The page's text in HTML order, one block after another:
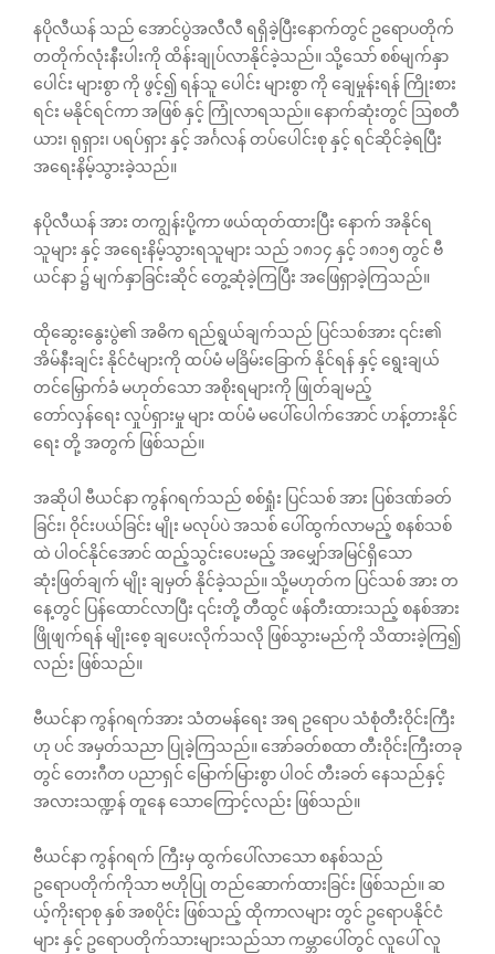
နပိုလီယန် သည် အောင်ပွဲအလီလီ ရရှိခဲ့ပြီးနောက်တွင် ဥရောပတိုက်
တတိုက်လုံးနီးပါးကို ထိန်းချုပ်လာနိုင်ခဲ့သည်။ သို့သော် စစ်မျက်နှာ
ပေါင်း များစွာ ကို ဖွင့်၍ ရန်သူ ပေါင်း များစွာ ကို ချေမှုန်းရန် ကြိုးစား
ရင်း မနိုင်ရင်ကာ အဖြစ် နှင့် ကြုံလာရသည်။ နောက်ဆုံးတွင် ဩစတီ
ယား၊ ရုရှား၊ ပရပ်ရှား နှင့် အင်္ဂလန် တပ်ပေါင်းစု နှင့် ရင်ဆိုင်ခဲ့ရပြီး
အရေးနိမ့်သွားခဲ့သည်။
နပိုလီယန် အား တကျွန်းပို့ကာ ဖယ်ထုတ်ထားပြီး နောက် အနိုင်ရ
သူများ နှင့် အရေးနိမ့်သွားရသူများ သည် ၁၈၁၄ နှင့် ၁၈၁၅ တွင် ဗီ
ယင်နာ ၌ မျက်နှာခြင်းဆိုင် တွေ့ဆုံခဲ့ကြပြီး အဖြေရှာခဲ့ကြသည်။
ထိုဆွေးနွေးပွဲ၏ အဓိက ရည်ရွယ်ချက်သည် ပြင်သစ်အား ၎င်း၏
အိမ်နီးချင်း နိုင်ငံများကို ထပ်မံ မခြိမ်းခြောက် နိုင်ရန် နှင့် ရွေးချယ်
တင်မြှောက်ခံ မဟုတ်သော အစိုးရများကို ဖြုတ်ချမည့်
တော်လှန်ရေး လှုပ်ရှားမှု များ ထပ်မံ မပေါ်ပေါက်အောင် ဟန့်တားနိုင်
ရေး တို့ အတွက် ဖြစ်သည်။
အဆိုပါ ဗီယင်နာ ကွန်ဂရက်သည် စစ်ရှုံး ပြင်သစ် အား ပြစ်ဒဏ်ခတ်
ခြင်း၊ ဝိုင်းပယ်ခြင်း မျိုး မလုပ်ပဲ အသစ် ပေါ်ထွက်လာမည့် စနစ်သစ်
ထဲ ပါဝင်နိုင်အောင် ထည့်သွင်းပေးမည့် အမျှော်အမြင်ရှိသော
ဆုံးဖြတ်ချက် မျိုး ချမှတ် နိုင်ခဲ့သည်။ သို့မဟုတ်က ပြင်သစ် အား တ
နေ့တွင် ပြန်ထောင်လာပြီး ၎င်းတို့ တီထွင် ဖန်တီးထားသည့် စနစ်အား
ဖြိုဖျက်ရန် မျိုးစေ့ ချပေးလိုက်သလို ဖြစ်သွားမည်ကို သိထားခဲ့ကြ၍
လည်း ဖြစ်သည်။
ဗီယင်နာ ကွန်ဂရက်အား သံတမန်ရေး အရ ဥရောပ သံစုံတီးဝိုင်းကြီး
ဟု ပင် အမှတ်သညာ ပြုခဲ့ကြသည်။ အော်ခတ်စထာ တီးဝိုင်းကြီးတခု
တွင် တေးဂီတ ပညာရှင် မြောက်မြားစွာ ပါဝင် တီးခတ် နေသည်နှင့်
အလားသဏ္ဍန် တူနေ‌ သောကြောင့်လည်း ဖြစ်သည်။
ဗီယင်နာ ကွန်ဂရက် ကြီးမှ ထွက်ပေါ်လာသော စနစ်သည်
ဥရောပတိုက်ကိုသာ ဗဟိုပြု တည်ဆောက်ထားခြင်း ဖြစ်သည်။ ဆ
ယ့်ကိုးရာစု နှစ် အစပိုင်း ဖြစ်သည့် ထိုကာလများ တွင် ဥရောပနိုင်ငံ
များ နှင့် ဥရောပတိုက်သားများသည်သာ ကမ္ဘာပေါ်တွင် လူပေါ် လူ